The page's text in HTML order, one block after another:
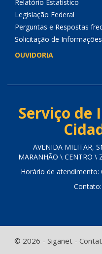
Relatório Estatístico
Legislação Federal
Perguntas e Respostas
Solicitação de Informações
OUVIDORIA
Serviço de
AVENIDA MILITAR,
MARANHÃO \ CENTRO \
Horário de atendimento:
© 2026 - Siganet -